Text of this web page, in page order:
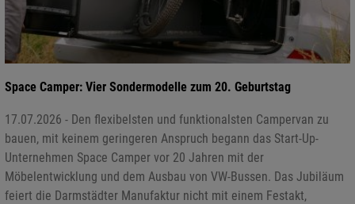
Space Camper: Vier Sondermodelle zum 20. Geburtstag
17.07.2026 - Den flexibelsten und funktionalsten Campervan zu
bauen, mit keinem geringeren Anspruch begann das Start-Up-
Unternehmen Space Camper vor 20 Jahren mit der
Möbelentwicklung und dem Ausbau von VW-Bussen. Das Jubiläum
feiert die Darmstädter Manufaktur nicht mit einem Festakt,